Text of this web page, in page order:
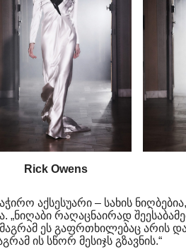
Rick Owens
აქსესუარი – სახის
„ნიღაბი რაღაცნაირად
ეს გაფრთხილებაც არის
ის სწორ მესიჯს გზავნის.“